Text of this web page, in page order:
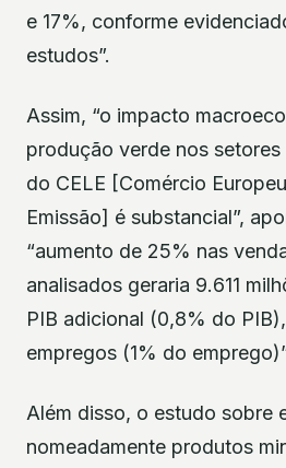
e 17%, conforme
estudos”.
Assim, “o impacto
produção verde nos
do CELE [Comércio
Emissão] é substancial”,
“aumento de 25% nas
analisados geraria 9.611
PIB adicional (0,8% do
empregos (1% do
Além disso, o estudo sobre
nomeadamente produtos